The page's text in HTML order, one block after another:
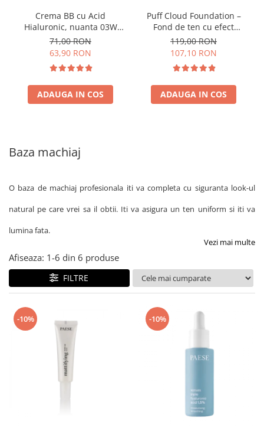
Crema BB cu Acid
Hialuronic, nuanta 03W
NATURAL 30ml
71,00 RON
63,90 RON
ADAUGA IN COS
Puff Cloud Foundation –
Fond de ten cu efect
natural
119,00 RON
107,10 RON
ADAUGA IN COS
Baza machiaj
O baza de machiaj profesionala iti va completa cu siguranta look-ul
natural pe care vrei sa il obtii. Iti va asigura un ten uniform si iti va
lumina fata.
Vezi mai multe
Afiseaza: 1-6 din 6 produse
FILTRE
-10% -10%